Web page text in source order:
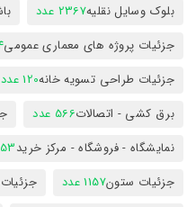
بلوک وسایل نقلیه2367 عدد
جزئیات پروژه های معماری عمومی
جزئیات طراحی تسویه خانه120 عدد
برق کشی - اتصالات566 عدد
نمایشگاه - فروشگاه - مرکز خرید353
جزئیات ستون1157 عدد